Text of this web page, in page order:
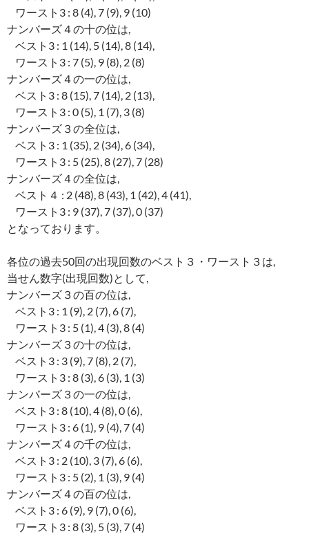
ワースト3 : 8 (4), 7 (9), 9 (10)
ナンバーズ４の十の位は,
ベスト3 : 1 (14), 5 (14), 8 (14),
ワースト3 : 7 (5), 9 (8), 2 (8)
ナンバーズ４の一の位は,
ベスト3 : 8 (15), 7 (14), 2 (13),
ワースト3 : 0 (5), 1 (7), 3 (8)
ナンバーズ３の全位は,
ベスト3 : 1 (35), 2 (34), 6 (34),
ワースト3 : 5 (25), 8 (27), 7 (28)
ナンバーズ４の全位は,
ベスト４ : 2 (48), 8 (43), 1 (42), 4 (41),
ワースト3 : 9 (37), 7 (37), 0 (37)
となっております。
各位の過去50回の出現回数のベスト３・ワースト３は,
当せん数字(出現回数)として,
ナンバーズ３の百の位は,
ベスト3 : 1 (9), 2 (7), 6 (7),
ワースト3 : 5 (1), 4 (3), 8 (4)
ナンバーズ３の十の位は,
ベスト3 : 3 (9), 7 (8), 2 (7),
ワースト3 : 8 (3), 6 (3), 1 (3)
ナンバーズ３の一の位は,
ベスト3 : 8 (10), 4 (8), 0 (6),
ワースト3 : 6 (1), 9 (4), 7 (4)
ナンバーズ４の千の位は,
ベスト3 : 2 (10), 3 (7), 6 (6),
ワースト3 : 5 (2), 1 (3), 9 (4)
ナンバーズ４の百の位は,
ベスト3 : 6 (9), 9 (7), 0 (6),
ワースト3 : 8 (3), 5 (3), 7 (4)